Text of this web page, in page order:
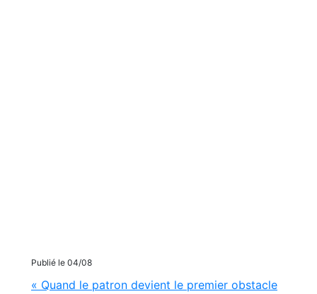
Publié le 04/08
« Quand le patron devient le premier obstacle